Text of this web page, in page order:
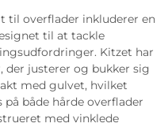
til overflader inkluderer en
til at tackle
Kitzet har
justerer og bukker sig
med gulvet, hvilket
både hårde overflader
med vinklede